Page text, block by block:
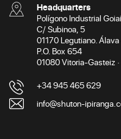
Headquarters
Polígono Industrial
C/ Subinoa, 5
01170 Legutiano. Álava
P.O. Box 654
01080 Vitoria-Gasteiz ·
+34 945 465 629
info@shuton-